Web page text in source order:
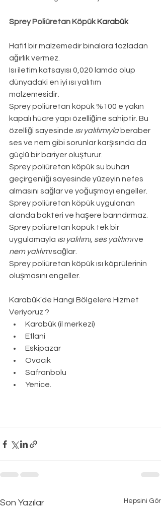
Sprey Poliüretan Köpük Karabük
Hafif bir malzemedir binalara fazladan
ağırlık vermez.
Isı iletim katsayısı 0,020 lamda olup
dünyadaki en iyi ısı yalıtım
malzemesidir.
Sprey poliüretan köpük %100 e yakın
kapalı hücre yapı özelliğine sahiptir. Bu
özelliği sayesinde ısı yalıtımıyla beraber
ses ve nem gibi sorunlar karşısında da
güçlü bir bariyer oluşturur.
Sprey poliüretan köpük su buharı
geçirgenliği sayesinde yüzeyin nefes
almasını sağlar ve yoğuşmayı engeller.
Sprey poliüretan köpük uygulanan
alanda bakteri ve haşere barındırmaz.
Sprey poliüretan köpük tek bir
uygulamayla ısı yalıtımı, ses yalıtımı ve
nem yalıtımı sağlar.
Sprey poliüretan köpük ısı köprülerinin
oluşmasını engeller.
Karabük'de Hangi Bölgelere Hizmet
Veriyoruz ?
Karabük (il merkezi)
Eflani
Eskipazar
Ovacık
Safranbolu
Yenice.
Son Yazılar Hepsini Gör